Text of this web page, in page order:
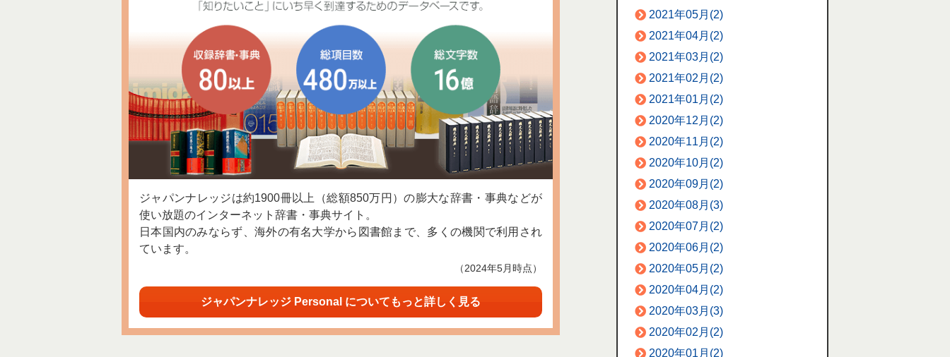
ジャパンナレッジは約1900冊以上（総額850万円）の膨大な辞書・事典などが
使い放題のインターネット辞書・事典サイト。
日本国内のみならず、海外の有名大学から図書館まで、多くの機関で利用され
ています。
（2024年5月時点）
ジャパンナレッジ Personal についてもっと詳しく見る
2021年05月(2)
2021年04月(2)
2021年03月(2)
2021年02月(2)
2021年01月(2)
2020年12月(2)
2020年11月(2)
2020年10月(2)
2020年09月(2)
2020年08月(3)
2020年07月(2)
2020年06月(2)
2020年05月(2)
2020年04月(2)
2020年03月(3)
2020年02月(2)
2020年01月(2)